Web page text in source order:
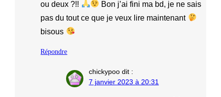
ou deux ?!!
Bon j’ai fini ma bd, je ne sais
pas du tout ce que je veux lire maintenant
bisous
Répondre
chickypoo dit :
7 janvier 2023 à 20:31